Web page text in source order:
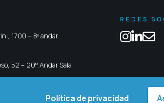
Política de privacidad
1700 – 8º andar
52 – 20° Andar Sala
REDES